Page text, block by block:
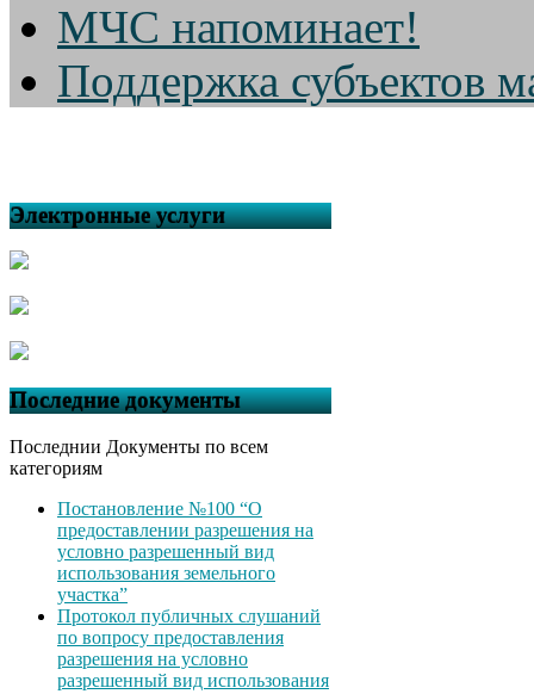
МЧС напоминает!
Поддержка субъектов
Электронные услуги
Последние документы
Последнии Документы по всем
категориям
Постановление №100 “О
предоставлении разрешения на
условно разрешенный вид
использования земельного
участка”
Протокол публичных слушаний
по вопросу предоставления
разрешения на условно
разрешенный вид использования